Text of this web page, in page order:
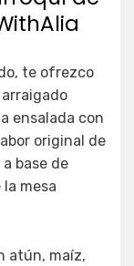
te ofrezco
ensalada con
original de
base de
mesa
atún, maíz,